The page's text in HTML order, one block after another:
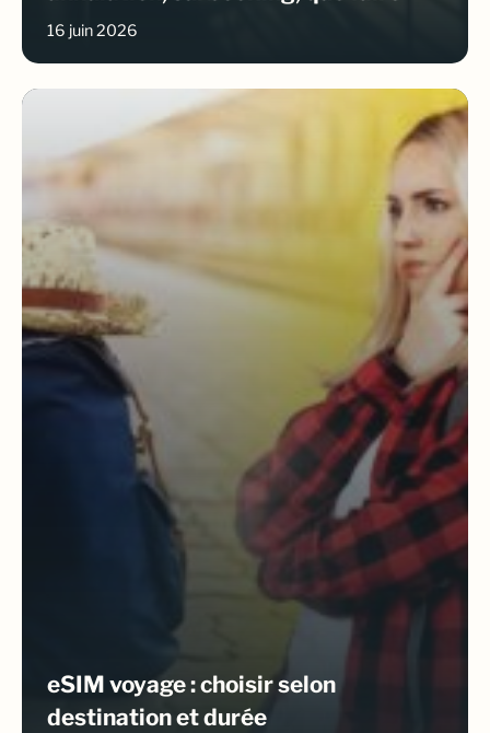
16 juin 2026
eSIM voyage : choisir selon
destination et durée